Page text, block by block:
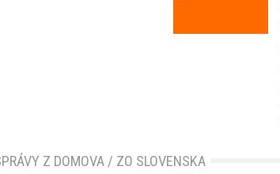
Z DOMOVA / ZO SLOVENSKA